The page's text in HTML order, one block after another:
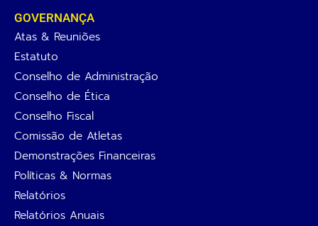
GOVERNANÇA
Atas & Reuniões
Estatuto
Conselho de Administração
Conselho de Ética
Conselho Fiscal
Comissão de Atletas
Demonstrações Financeiras
Políticas & Normas
Relatórios
Relatórios Anuais